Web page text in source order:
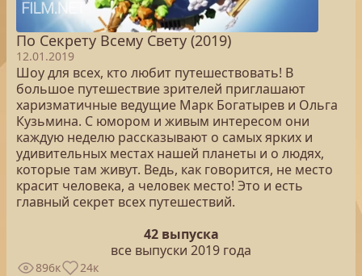
По Секрету Всему Свету (2019)
12.01.2019
Шоу для всех, кто любит путешествовать! В
большое путешествие зрителей приглашают
харизматичные ведущие Марк Богатырев и Ольга
Кузьмина. С юмором и живым интересом они
каждую неделю рассказывают о самых ярких и
удивительных местах нашей планеты и о людях,
которые там живут. Ведь, как говорится, не место
красит человека, а человек место! Это и есть
главный секрет всех путешествий.
42 выпуска
все выпуски 2019 года
896к 24к